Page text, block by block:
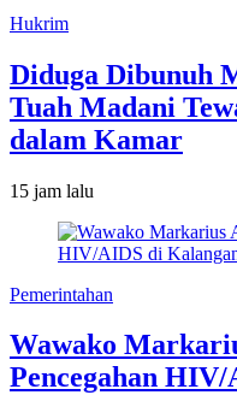
Hukrim
Diduga Dibunuh
Tuah Madani
dalam Kamar
15 jam lalu
Pemerintahan
Wawako
Pencegahan